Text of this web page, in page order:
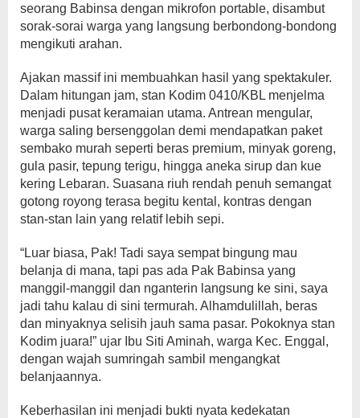
seorang Babinsa dengan mikrofon portable, disambut
sorak-sorai warga yang langsung berbondong-bondong
mengikuti arahan.
Ajakan massif ini membuahkan hasil yang spektakuler.
Dalam hitungan jam, stan Kodim 0410/KBL menjelma
menjadi pusat keramaian utama. Antrean mengular,
warga saling bersenggolan demi mendapatkan paket
sembako murah seperti beras premium, minyak goreng,
gula pasir, tepung terigu, hingga aneka sirup dan kue
kering Lebaran. Suasana riuh rendah penuh semangat
gotong royong terasa begitu kental, kontras dengan
stan-stan lain yang relatif lebih sepi.
“Luar biasa, Pak! Tadi saya sempat bingung mau
belanja di mana, tapi pas ada Pak Babinsa yang
manggil-manggil dan nganterin langsung ke sini, saya
jadi tahu kalau di sini termurah. Alhamdulillah, beras
dan minyaknya selisih jauh sama pasar. Pokoknya stan
Kodim juara!” ujar Ibu Siti Aminah, warga Kec. Enggal,
dengan wajah sumringah sambil mengangkat
belanjaannya.
Keberhasilan ini menjadi bukti nyata kedekatan